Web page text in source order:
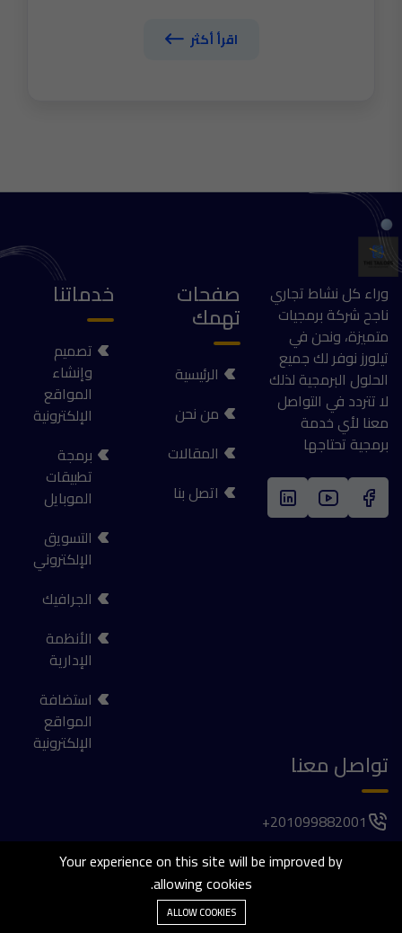
رقمي يضم آلاف المستقلين، نظام عروض وعقود،
اقرأ أكثر
وراء كل نشاط تجاري
ناجح شركة برمجيات
متميزة، ونحن في
تيلورز نوفر لك جميع
الحلول البرمجية لذلك
لا تتردد في التواصل
معنا لأي خدمة
برمجية تحتاجها
صفحات
تهمك
الرئيسية
من نحن
المقالات
اتصل بنا
خدماتنا
تصميم
وإنشاء
المواقع
الإلكترونية
برمجة
تطبيقات
الموبايل
التسويق
الإلكتروني
الجرافيك
الأنظمة
الإدارية
استضافة
المواقع
الإلكترونية
تواصل معنا
201099882001+
فيلا 1037, الحي الأول , المجاورة الخامسة , 6 اكتوبر
agaber@thetailorsdev.com
Your experience on this site will be improved by
allowing cookies.
ALLOW COOKIES